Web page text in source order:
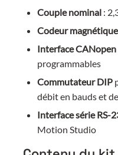
Couple nominal :
Codeur
Interface CANopen
programmables
Commutateur DIP
débit en bauds et
Interface série RS-
Motion Studio